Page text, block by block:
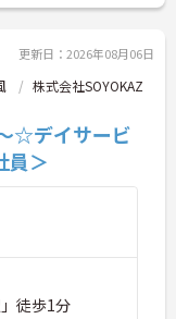
更新日：2026年08月06日
株式会社SOYOKAZ
☆デイサービ
員＞
徒歩1分